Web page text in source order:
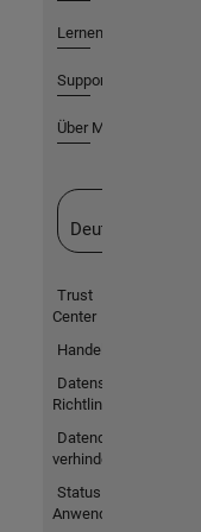
Lernen
Support
Über MathWorks
Deutschland
Trust
Center
Handelsmarken
Datenschutz-
Richtlinien
Datendiebstahl
verhindern
Status von
Anwendungen